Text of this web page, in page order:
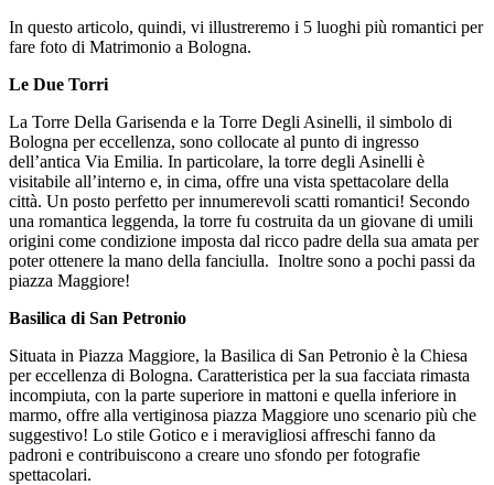
In questo articolo, quindi, vi illustreremo i 5 luoghi più romantici per
fare foto di Matrimonio a Bologna.
Le Due Torri
La Torre Della Garisenda e la Torre Degli Asinelli, il simbolo di
Bologna per eccellenza, sono collocate al punto di ingresso
dell’antica Via Emilia. In particolare, la torre degli Asinelli è
visitabile all’interno e, in cima, offre una vista spettacolare della
città. Un posto perfetto per innumerevoli scatti romantici! Secondo
una romantica leggenda, la torre fu costruita da un giovane di umili
origini come condizione imposta dal ricco padre della sua amata per
poter ottenere la mano della fanciulla. Inoltre sono a pochi passi da
piazza Maggiore!
Basilica di San Petronio
Situata in Piazza Maggiore, la Basilica di San Petronio è la Chiesa
per eccellenza di Bologna. Caratteristica per la sua facciata rimasta
incompiuta, con la parte superiore in mattoni e quella inferiore in
marmo, offre alla vertiginosa piazza Maggiore uno scenario più che
suggestivo! Lo stile Gotico e i meravigliosi affreschi fanno da
padroni e contribuiscono a creare uno sfondo per fotografie
spettacolari.